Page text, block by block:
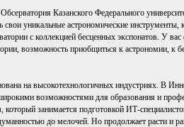
Казанского Федерального
уникальные астрономические инструменты,
с коллекцией бесценных экспонатов. У вас
возможность приобщиться к астрономии, к
на высокотехнологичных индустриях. В
возможностями для образования и
занимается подготовкой ИТ-
до мелочей. Но продолжает расти и